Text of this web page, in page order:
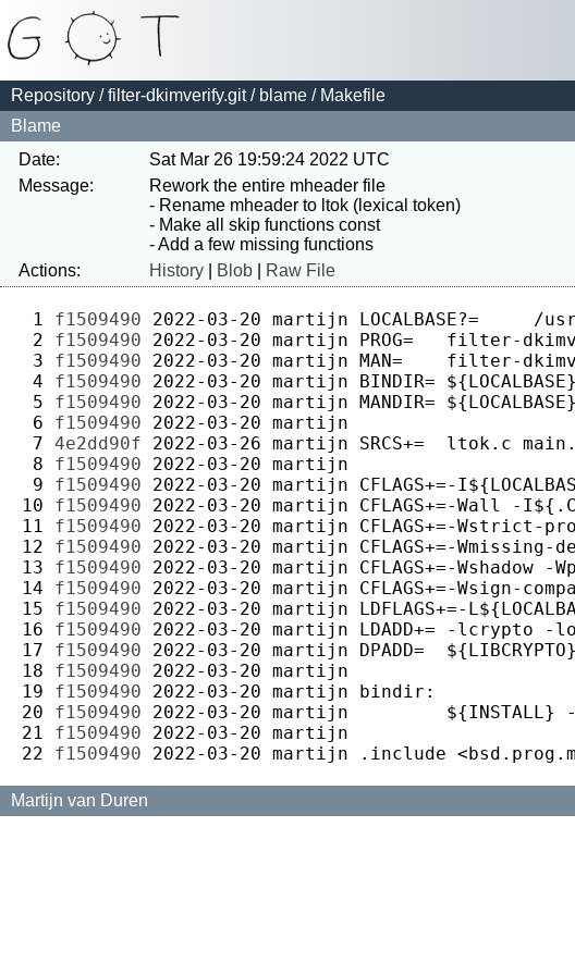
Repository /filter-dkimverify.git/ blame / Makefile
Blame
Date:
Sat Mar 26 19:59:24 2022 UTC
Message:
Rework the entire mheader file
- Rename mheader to ltok (lexical token)
- Make all skip functions const
Actions:
History Blob Raw File
1 f1509490 2022-03-20 martijn
2 f1509490 2022-03-20 martijn
3 f1509490 2022-03-20 martijn
4 f1509490 2022-03-20 martijn
5 f1509490 2022-03-20 martijn
6 f1509490 2022-03-20 martijn
7 4e2dd90f 2022-03-26 martijn
8 f1509490 2022-03-20 martijn
9 f1509490 2022-03-20 martijn
10 f1509490 2022-03-20 martijn
11 f1509490 2022-03-20 martijn
12 f1509490 2022-03-20 martijn
13 f1509490 2022-03-20 martijn
14 f1509490 2022-03-20 martijn
15 f1509490 2022-03-20 martijn
16 f1509490 2022-03-20 martijn
17 f1509490 2022-03-20 martijn
18 f1509490 2022-03-20 martijn
19 f1509490 2022-03-20 martijn
20 f1509490 2022-03-20 martijn
21 f1509490 2022-03-20 martijn
22 f1509490 2022-03-20 martijn
Martijn van Duren